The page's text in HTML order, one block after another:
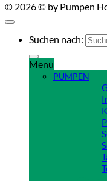
© 2026 © by Pumpen
Suchen nach:
Menu
PUMPEN